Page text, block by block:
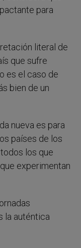
para
literal de
que sufre
es el caso de
bien de un
nueva es para
países de los
los que
experimentan
la auténtica